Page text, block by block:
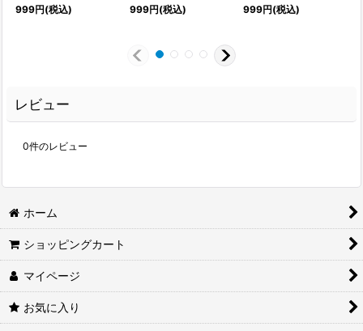
999円(税込)
999円(税込)
999円(税込)
レビュー
0件のレビュー
ホーム
ショッピングカート
マイページ
お気に入り